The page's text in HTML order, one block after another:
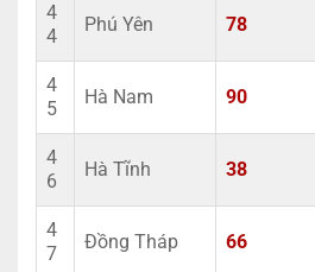
4
4
Phú Yên 78
4
5
Hà Nam 90
4
6
Hà Tĩnh 38
4
7
Đồng Tháp 66